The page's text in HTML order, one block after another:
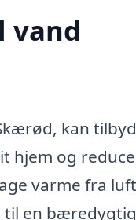
vand
kan
hjem og
varme fra
til en